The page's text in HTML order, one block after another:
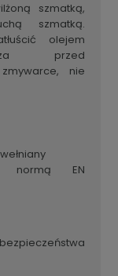
szmatką,
szmatką.
olejem
przed
nie
EN